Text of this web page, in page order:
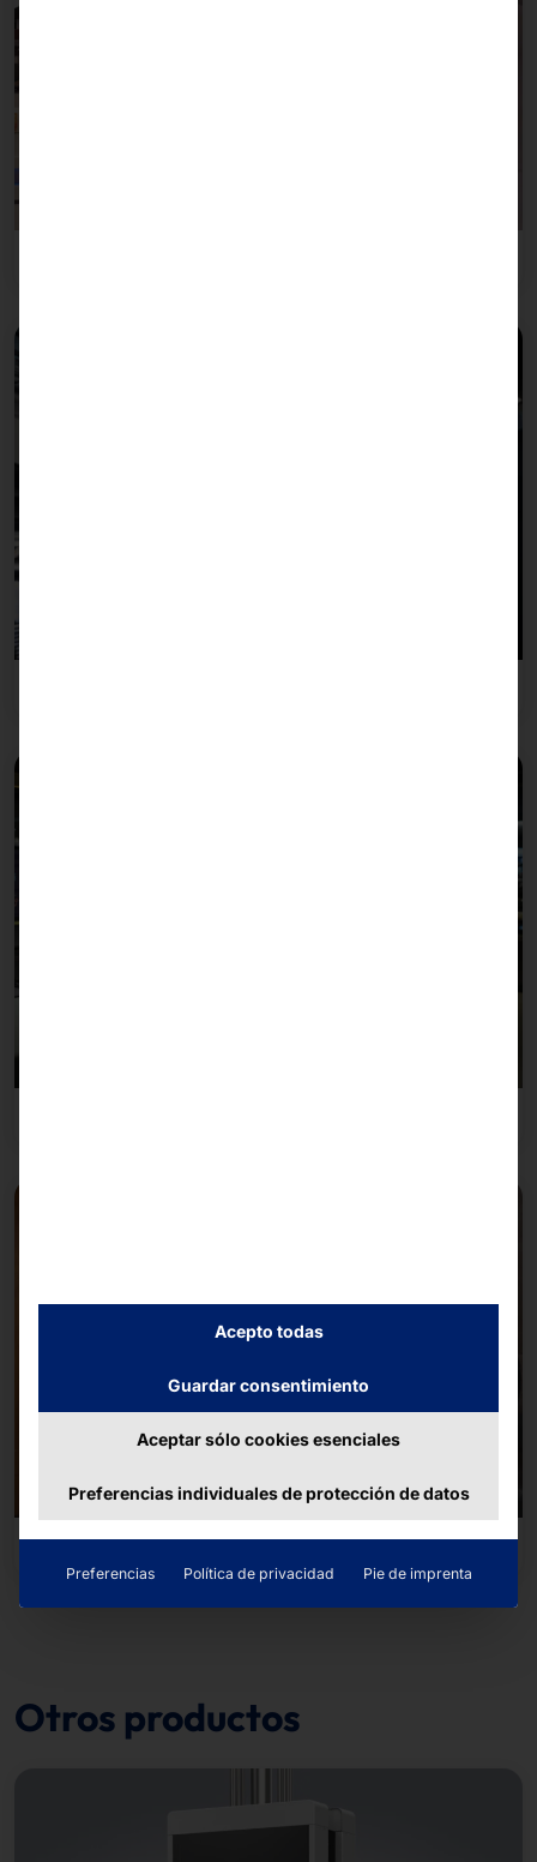
Otros productos
Acepto todas
Guardar consentimiento
Aceptar sólo cookies esenciales
Preferencias individuales de protección de datos
Preferencias Política de privacidad Pie de imprenta